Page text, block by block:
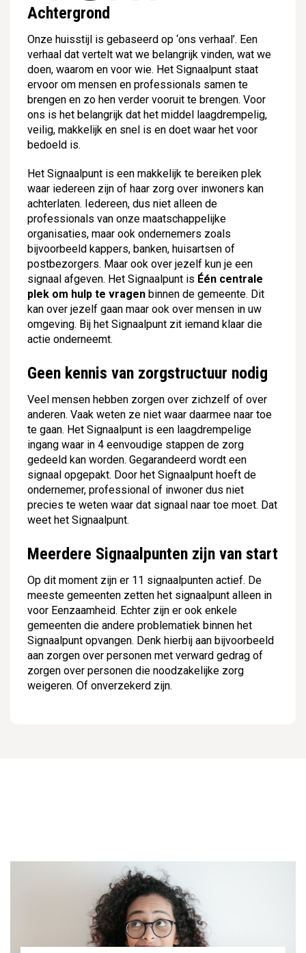
Achtergrond
Onze huisstijl is gebaseerd op ‘ons verhaal’. Een
verhaal dat vertelt wat we belangrijk vinden, wat we
doen, waarom en voor wie. Het Signaalpunt staat
ervoor om mensen en professionals samen te
brengen en zo hen verder vooruit te brengen. Voor
ons is het belangrijk dat het middel laagdrempelig,
veilig, makkelijk en snel is en doet waar het voor
bedoeld is.
Het Signaalpunt is een makkelijk te bereiken plek
waar iedereen zijn of haar zorg over inwoners kan
achterlaten. Iedereen, dus niet alleen de
professionals van onze maatschappelijke
organisaties, maar ook ondernemers zoals
bijvoorbeeld kappers, banken, huisartsen of
postbezorgers. Maar ook over jezelf kun je een
signaal afgeven. Het Signaalpunt is Één centrale
plek om hulp te vragen binnen de gemeente. Dit
kan over jezelf gaan maar ook over mensen in uw
omgeving. Bij het Signaalpunt zit iemand klaar die
actie onderneemt.
Geen kennis van zorgstructuur nodig
Veel mensen hebben zorgen over zichzelf of over
anderen. Vaak weten ze niet waar daarmee naar toe
te gaan. Het Signaalpunt is een laagdrempelige
ingang waar in 4 eenvoudige stappen de zorg
gedeeld kan worden. Gegarandeerd wordt een
signaal opgepakt. Door het Signaalpunt hoeft de
ondernemer, professional of inwoner dus niet
precies te weten waar dat signaal naar toe moet. Dat
weet het Signaalpunt.
Meerdere Signaalpunten zijn van start
Op dit moment zijn er 11 signaalpunten actief. De
meeste gemeenten zetten het signaalpunt alleen in
voor Eenzaamheid. Echter zijn er ook enkele
gemeenten die andere problematiek binnen het
Signaalpunt opvangen. Denk hierbij aan bijvoorbeeld
aan zorgen over personen met verward gedrag of
zorgen over personen die noodzakelijke zorg
weigeren. Of onverzekerd zijn.